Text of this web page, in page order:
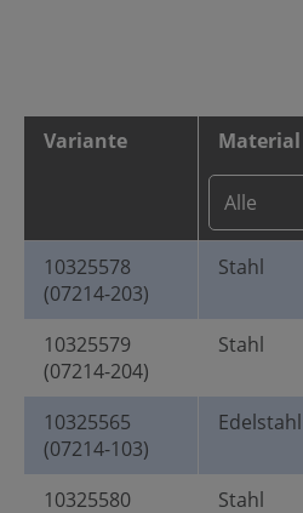
Variante
10325578
(07214-203)
Stahl
10325579
(07214-204)
Stahl
10325565
(07214-103)
10325580
Stahl